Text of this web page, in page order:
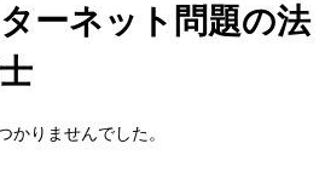
ーネット問題の法
かりませんでした。